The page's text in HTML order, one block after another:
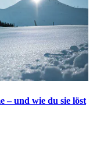
– und wie du sie löst